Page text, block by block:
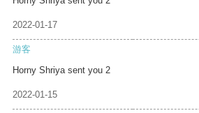
2022-01-17
游客
Horny Shriya sent you 2
2022-01-15